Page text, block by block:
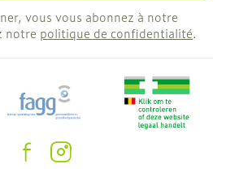
vous vous abonnez à notre
notre politique de confidentialité.